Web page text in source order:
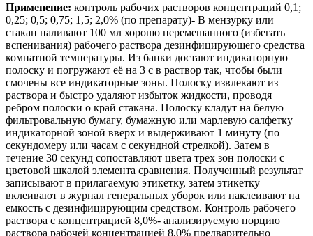
Применение: контроль рабочих растворов концентраций 0,1;
0,25; 0,5; 0,75; 1,5; 2,0% (по препарату)- В мензурку или
стакан наливают 100 мл хорошо перемешанного (избегать
вспенивания) рабочего раствора дезинфицирующего средства
комнатной температуры. Из банки достают индикаторную
полоску и погружают её на 3 с в раствор так, чтобы были
смочены все индикаторные зоны. Полоску извлекают из
раствора и быстро удаляют избыток жидкости, проводя
ребром полоски о край стакана. Полоску кладут на белую
фильтровальную бумагу, бумажную или марлевую салфетку
индикаторной зоной вверх и выдерживают 1 минуту (по
секундомеру или часам с секундной стрелкой). Затем в
течение 30 секунд сопоставляют цвета трех зон полоски с
цветовой шкалой элемента сравнения. Полученный результат
записывают в прилагаемую этикетку, затем этикетку
вклеивают в журнал генеральных уборок или наклеивают на
емкость с дезинфицирующим средством. Контроль рабочего
раствора с концентрацией 8,0%- анализируемую порцию
раствора рабочей концентрацией 8,0% предварительно